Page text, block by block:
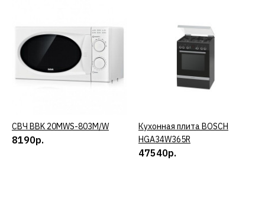
КУПИТЬ
СВЧ BBK 20MWS-803M/W
8190р.
КУПИТЬ
Кухонная плита BOSCH
HGA34W365R
47540р.